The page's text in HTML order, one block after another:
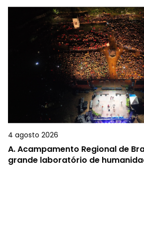
4 agosto 2026
A.Acampamento Regional de
grande laboratório de